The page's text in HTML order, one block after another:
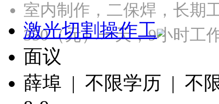
室内制作，二保焊，长期
350（元）一天，9小时
激光切割操作工
面议
薛埠 | 不限学历 | 不